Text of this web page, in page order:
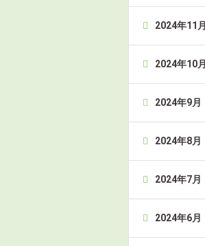
2024年11月
2024年10月
2024年9月
2024年8月
2024年7月
2024年6月